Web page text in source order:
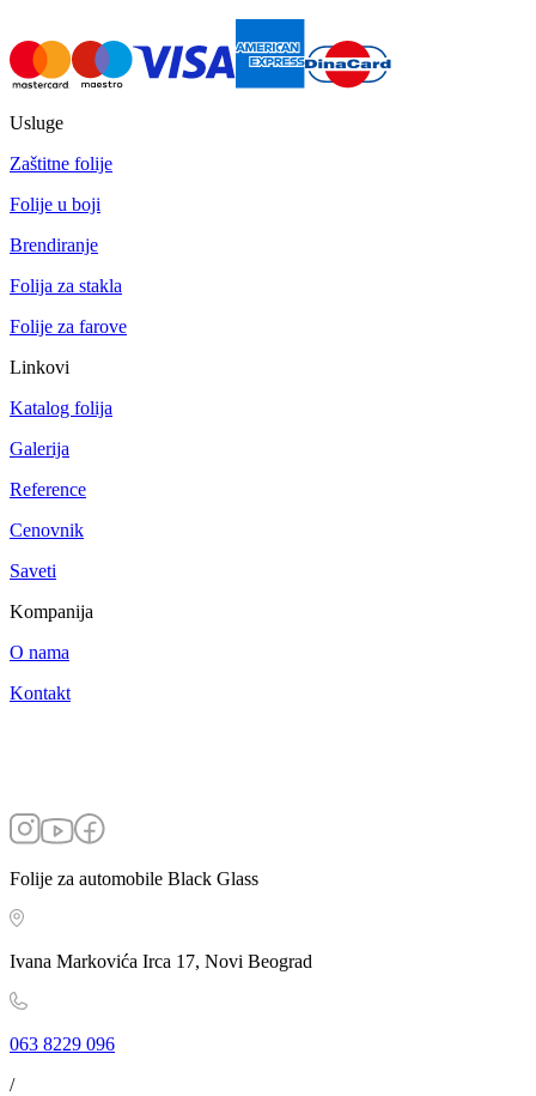
Usluge
Zaštitne folije
Folije u boji
Brendiranje
Folija za stakla
Folije za farove
Linkovi
Katalog folija
Galerija
Reference
Cenovnik
Saveti
Kompanija
O nama
Kontakt
Folije za automobile Black Glass
Ivana Markovića Irca 17, Novi Beograd
063 8229 096
/